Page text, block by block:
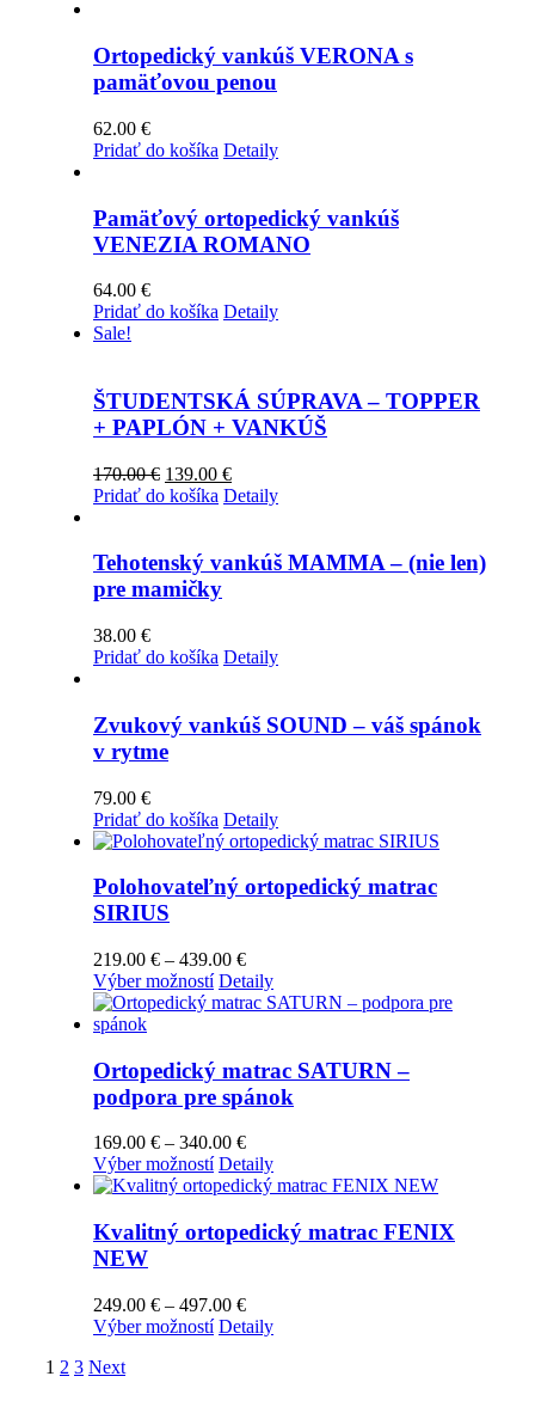
Ortopedický vankúš VERONA s
pamäťovou penou
62.00 €
Pridať do košíka Detaily
Pamäťový ortopedický vankúš
VENEZIA ROMANO
64.00 €
Pridať do košíka Detaily
Sale!
ŠTUDENTSKÁ SÚPRAVA – TOPPER
+ PAPLÓN + VANKÚŠ
170.00€ Pôvodná
cena
139.00 €Aktuálna
cena
Pridať do košíka Detaily
Tehotenský vankúš MAMMA – (nie len)
pre mamičky
38.00 €
Pridať do košíka Detaily
Zvukový vankúš SOUND – váš spánok
v rytme
79.00 €
Pridať do košíka Detaily
Polohovateľný ortopedický matrac
SIRIUS
219.00 € – 439.00 €Price
range:
219.00 €
Výber možností Tento
produkt
variantov.
Možnosti
si
vybrať
na
stránke
Detaily
Ortopedický matrac SATURN –
podpora pre spánok
169.00 € – 340.00 €Price
range:
169.00 €
340.00 €
Výber možností Tento
produkt
viacero
variantov.
môžete
vybrať
Detaily
Kvalitný ortopedický matrac FENIX
NEW
249.00 € – 497.00 €Price
range:
Výber možností Tento
Detaily
1 2 3 Next